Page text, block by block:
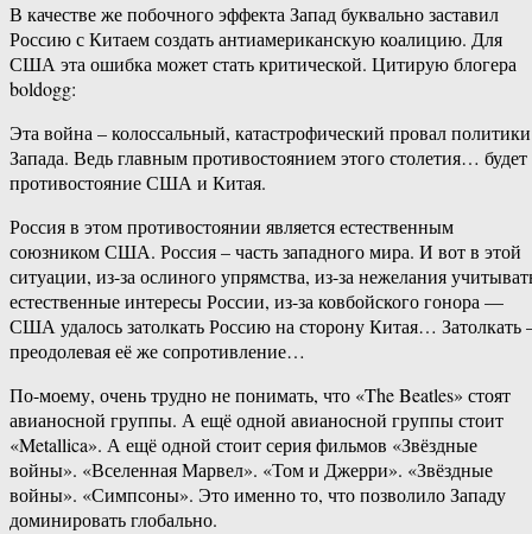
В качестве же побочного эффекта Запад буквально заставил
Россию с Китаем создать антиамериканскую коалицию. Для
США эта ошибка может стать критической. Цитирую блогера
boldogg:
Эта война – колоссальный, катастрофический провал политики
Запада. Ведь главным противостоянием этого столетия… будет
противостояние США и Китая.
Россия в этом противостоянии является естественным
союзником США. Россия – часть западного мира. И вот в этой
ситуации, из-за ослиного упрямства, из-за нежелания
естественные интересы России, из-за ковбойского гонора —
США удалось затолкать Россию на сторону Китая… Затолкать
преодолевая её же сопротивление…
По-моему, очень трудно не понимать, что «The Beatles» стоят
авианосной группы. А ещё одной авианосной группы стоит
«Metallica». А ещё одной стоит серия фильмов «Звёздные
войны». «Вселенная Марвел». «Том и Джерри». «Звёздные
войны». «Симпсоны». Это именно то, что позволило Западу
доминировать глобально.